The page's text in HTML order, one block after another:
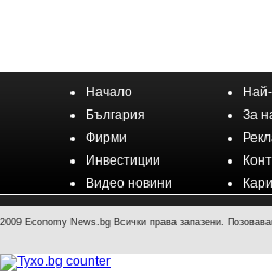
Начало
България
За
Фирми
Инвестиции
Видео новини
2009 Economy News.bg Всички права запазени.